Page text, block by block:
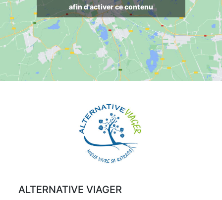
afin d'activer ce contenu
ALTERNATIVE VIAGER